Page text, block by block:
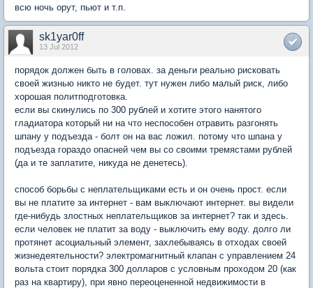
всю ночь орут, пьют и т.п.
sk1yar0ff
13 Jul 2012
порядок должен быть в головах. за деньги реально рисковать
своей жизнью никто не будет. тут нужен либо малый риск, либо
хорошая политподготовка.
если вы скинулись по 300 рублей и хотите этого нанятого
гладиатора который ни на что неспособен отравить разгонять
шпану у подъезда - болт он на вас ложил. потому что шпана у
подъезда гораздо опасней чем вы со своими тремястами рублей
(да и те заплатите, никуда не денетесь).
способ борьбы с неплательщиками есть и он очень прост. если
вы не платите за интернет - вам выключают интернет. вы видели
где-нибудь злостных неплательщиков за интернет? так и здесь.
если человек не платит за воду - выключить ему воду. долго ли
протянет асоциальный элемент, захлебываясь в отходах своей
жизнедеятельности? электромагнитный клапан с управлением 24
вольта стоит порядка 300 долларов с условным проходом 20 (как
раз на квартиру), при явно переоцененной недвижимости в